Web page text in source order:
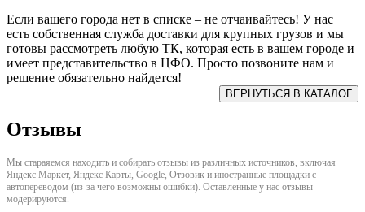
Если вашего города нет в списке – не отчаивайтесь! У нас
есть собственная служба доставки для крупных грузов и мы
готовы рассмотреть любую ТК, которая есть в вашем городе и
имеет представительство в ЦФО. Просто позвоните нам и
решение обязательно найдется!
Отзывы
Мы стараяемся находить и собирать отзывы из различных источников, включая
Яндекс Маркет, Яндекс Карты, Google, Отзовик и иностранные площадки с
автопереводом (из-за чего возможны ошибки). Оставленные у нас отзывы
модерируются.